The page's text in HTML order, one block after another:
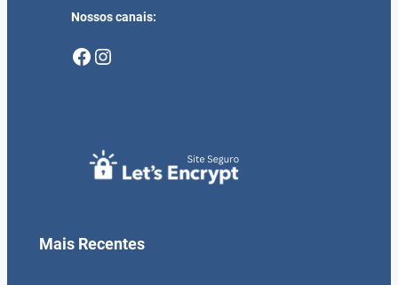
Nossos canais:
Facebook Instagram
Mais Recentes